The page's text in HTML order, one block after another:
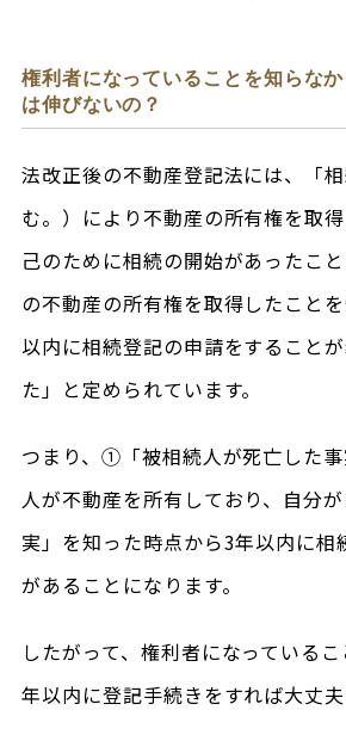
権利者になっていることを知らな
は伸びないの？
法改正後の不動産登記法には、「
む。）により不動産の所有権を取
己のために相続の開始があったこ
の不動産の所有権を取得したこと
以内に相続登記の申請をすること
た」と定められています。
つまり、①「被相続人が死亡した
人が不動産を所有しており、自分
実」を知った時点から3年以内に相
があることになります。
したがって、権利者になっている
年以内に登記手続きをすれば大丈夫